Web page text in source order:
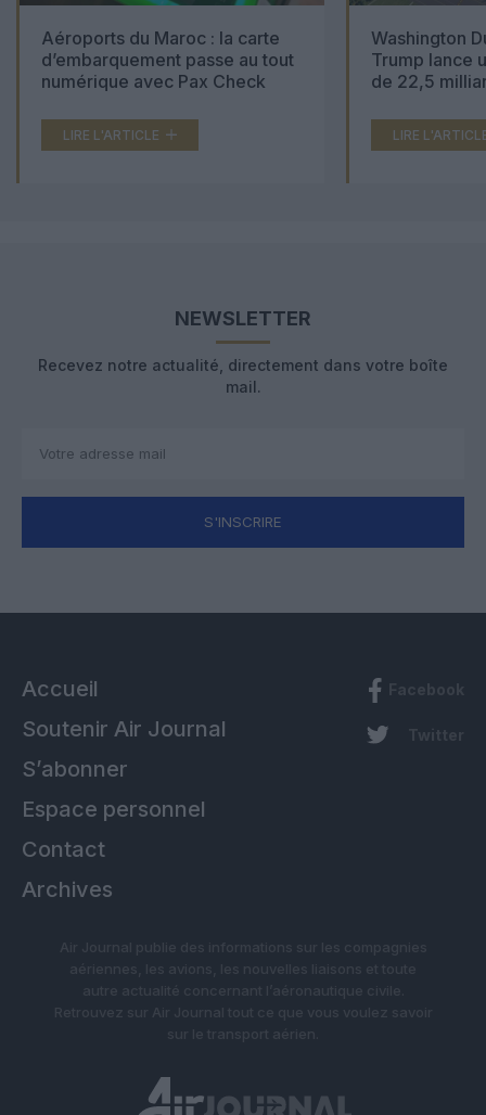
Aéroports du Maroc : la carte
d’embarquement passe au tout
numérique avec Pax Check
LIRE L'ARTICLE
Washington
Trump lance
de 22,5
LIRE
NEWSLETTER
Recevez notre actualité, directement dans votre boîte
mail.
S'INSCRIRE
Accueil
Soutenir Air Journal
S’abonner
Espace personnel
Contact
Archives